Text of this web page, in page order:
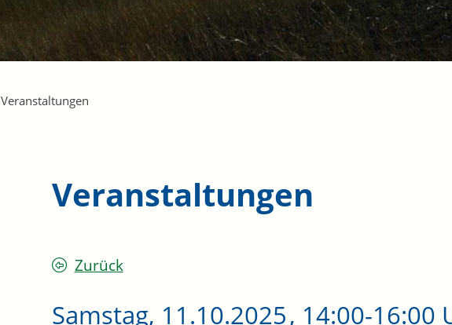
Veranstaltungen
Veranstaltungen
Zurück
Samstag, 11.10.2025, 14:00-16:00